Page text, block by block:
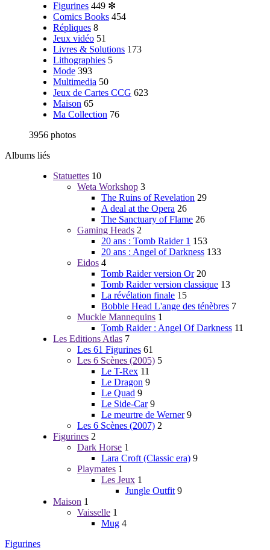
Figurines 449 ✻
Comics Books 454
Répliques 8
Jeux vidéo 51
Livres & Solutions 173
Lithographies 5
Mode 393
Multimedia 50
Jeux de Cartes CCG 623
Maison 65
Ma Collection 76
3956 photos
Albums liés
Statuettes 10
Weta Workshop 3
The Ruins of Revelation 29
A deal at the Opera 26
The Sanctuary of Flame 26
Gaming Heads 2
20 ans : Tomb Raider 1 153
20 ans : Angel of Darkness 133
Eidos 4
Tomb Raider version Or 20
Tomb Raider version classique 13
La révélation finale 15
Bobble Head L'ange des ténèbres 7
Muckle Mannequins 1
Tomb Raider : Angel Of Darkness 11
Les Editions Atlas 7
Les 61 Figurines 61
Les 6 Scènes (2005) 5
Le T-Rex 11
Le Dragon 9
Le Quad 9
Le Side-Car 9
Le meurtre de Werner 9
Les 6 Scènes (2007) 2
Figurines 2
Dark Horse 1
Lara Croft (Classic era) 9
Playmates 1
Les Jeux 1
Jungle Outfit 9
Maison 1
Vaisselle 1
Mug 4
Figurines